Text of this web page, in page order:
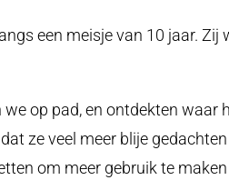
een meisje van 10 jaar. Zij
we op pad, en ontdekten waar
ze veel meer blije
om meer gebruik te